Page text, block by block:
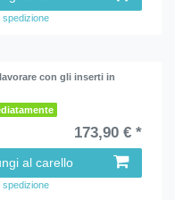
spedizione
con gli inserti in
173,90 € *
al carello
spedizione